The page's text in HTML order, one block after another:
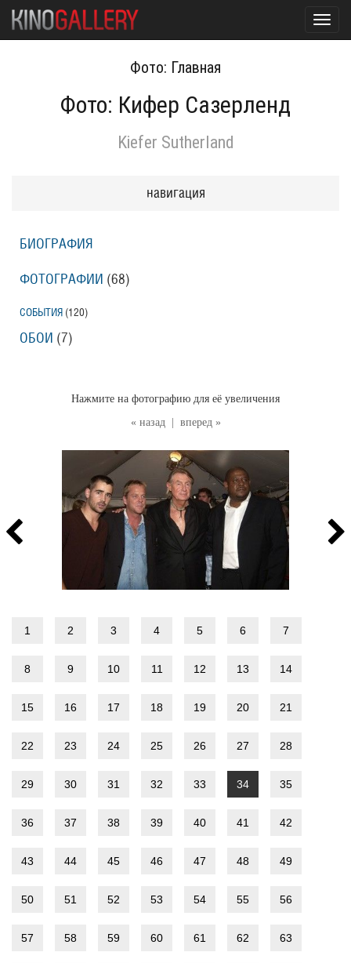
Фото: Главная
Фото: Кифер Сазерленд
Kiefer Sutherland
« назад вперед »
Нажмите на фотографию для её увеличения
1 2 3 4 5 6 7
8 9 10 11 12 13 14
15 16 17 18 19 20 21
22 23 24 25 26 27 28
29 30 31 32 33 34 35
36 37 38 39 40 41 42
43 44 45 46 47 48 49
50 51 52 53 54 55 56
57 58 59 60 61 62 63
навигация
БИОГРАФИЯ
ФОТОГРАФИИ (68)
СОБЫТИЯ (120)
ОБОИ (7)